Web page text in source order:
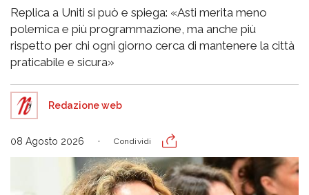
Replica a Uniti si può e spiega: «Asti merita meno
polemica e più programmazione, ma anche più
rispetto per chi ogni giorno cerca di mantenere la città
praticabile e sicura»
Redazione web
08 Agosto 2026 Condividi